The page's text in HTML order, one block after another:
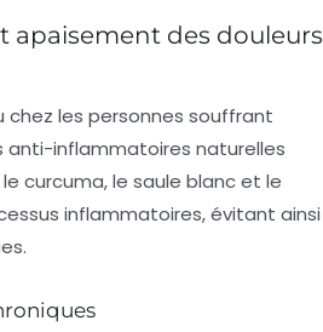
apaisement des douleurs
chez les personnes souffrant
anti-inflammatoires naturelles
curcuma, le saule blanc et le
inflammatoires, évitant ainsi